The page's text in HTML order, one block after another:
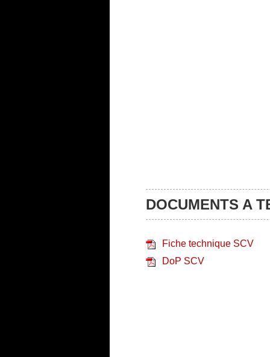
DOCUMENTS A
Fiche technique SCV
DoP SCV